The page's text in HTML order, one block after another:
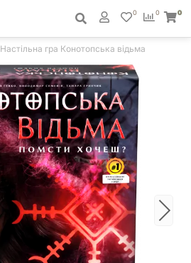
0
0 0
Настільна гра Конотопська відьма